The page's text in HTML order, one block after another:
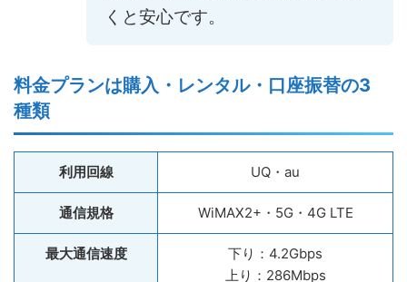
くと安心です。
料金プランは購入・レンタル・口座振替の3
種類
利用回線 UQ・au
通信規格 WiMAX2+・5G・4G LTE
最大通信速度
下り：4.2Gbps
上り：286Mbps